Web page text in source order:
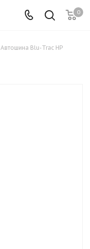
0
Автошина Blu-Trac HP